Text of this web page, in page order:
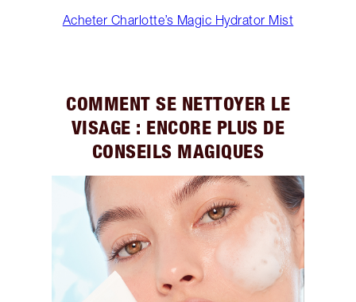
Acheter Charlotte’s Magic Hydrator Mist
COMMENT SE NETTOYER LE
VISAGE : ENCORE PLUS DE
CONSEILS MAGIQUES